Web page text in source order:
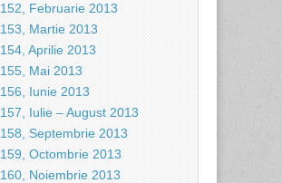
152, Februarie 2013
153, Martie 2013
154, Aprilie 2013
155, Mai 2013
156, Iunie 2013
157, Iulie – August 2013
158, Septembrie 2013
159, Octombrie 2013
160, Noiembrie 2013